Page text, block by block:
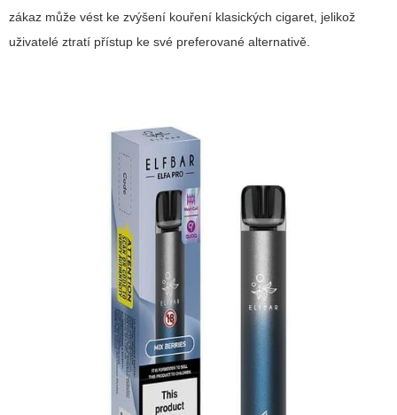
zákaz může vést ke zvýšení kouření klasických cigaret, jelikož
uživatelé ztratí přístup ke své preferované alternativě.